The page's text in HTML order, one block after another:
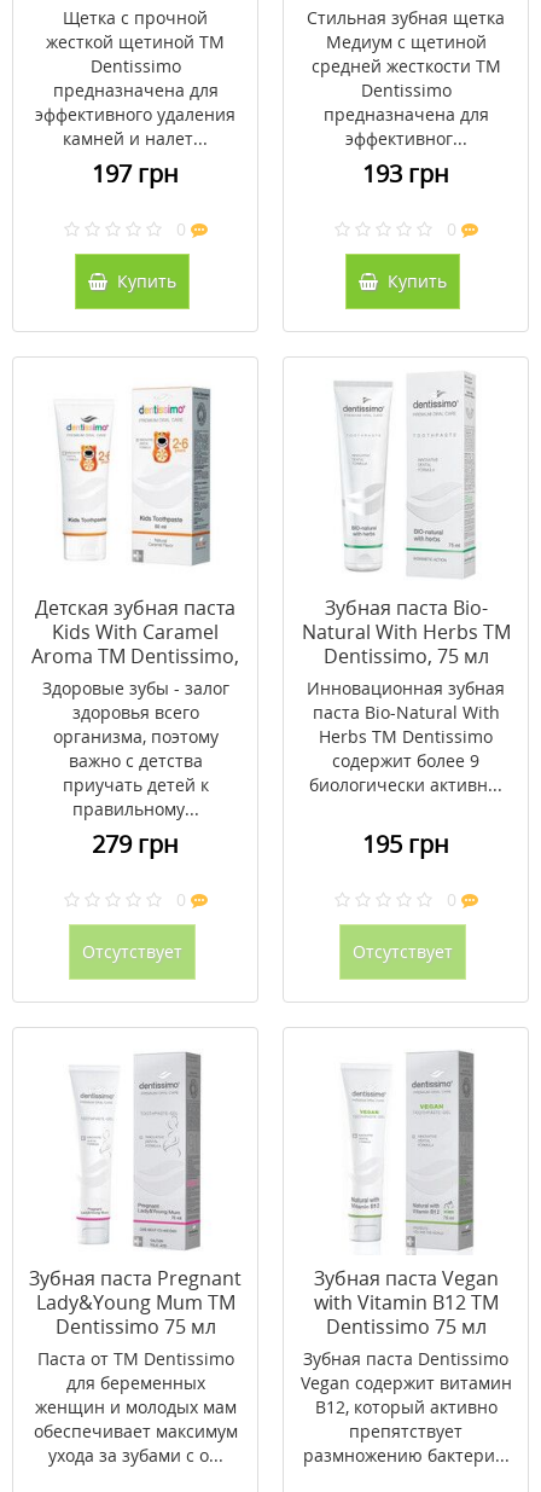
Щетка с прочной
жесткой щетиной ТМ
Dentissimo
предназначена для
эффективного удаления
камней и налет...
197 грн
0
Купить
Стильная зубная щетка
Медиум с щетиной
средней жесткости ТМ
Dentissimo
предназначена для
эффективног...
193 грн
0
Купить
Детская зубная паста
Kids With Caramel
Aroma ТМ Dentissimo,
50 мл
Здоровые зубы - залог
здоровья всего
организма, поэтому
важно с детства
приучать детей к
правильному...
279 грн
0
Отсутствует
Зубная паста Bio-
Natural With Herbs ТМ
Dentissimo, 75 мл
Инновационная зубная
паста Bio-Natural With
Herbs ТМ Dentissimo
содержит более 9
биологически активн...
195 грн
0
Отсутствует
Зубная паста Pregnant
Lady&Young Mum ТМ
Dentissimo 75 мл
Паста от ТМ Dentissimo
для беременных
женщин и молодых мам
обеспечивает максимум
ухода за зубами с о...
Зубная паста Vegan
with Vitamin B12 ТМ
Dentissimo 75 мл
Зубная паста Dentissimo
Vegan содержит витамин
В12, который активно
препятствует
размножению бактери...